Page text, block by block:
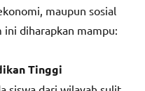
maupun sosial
diharapkan mampu:
Tinggi